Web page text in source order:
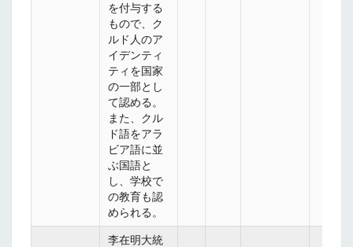
を付与する
もので、ク
ルド人のア
イデンティ
ティを国家
の一部とし
て認める。
また、クル
ド語をアラ
ビア語に並
ぶ国語と
し、学校で
の教育も認
められる。
李在明大統